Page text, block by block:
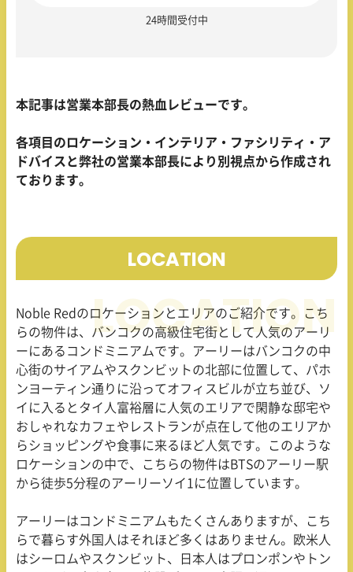
24時間受付中
本記事は営業本部長の熱血レビューです。
各項目のロケーション・インテリア・ファシリティ・ア
ドバイスと弊社の営業本部長により別視点から作成され
ております。
LOCATION
Noble Red のロケーションとエリアのご紹介です。こち
らの物件は、バンコクの高級住宅街として人気のアーリ
ーにあるコンドミニアムです。アーリーはバンコクの中
心街のサイアムやスクンビットの北部に位置して、パホ
ンヨーティン通りに沿ってオフィスビルが立ち並び、ソ
イに入るとタイ人富裕層に人気のエリアで閑静な邸宅や
おしゃれなカフェやレストランが点在して他のエリアか
らショッピングや食事に来るほど人気です。このような
ロケーションの中で、こちらの物件は BTSのアーリー駅
から徒歩5分程のアーリーソイ 1 に位置しています。
アーリーはコンドミニアムもたくさんありますが、こち
らで暮らす外国人はそれほど多くはありません。欧米人
はシーロムやスクンビット、日本人はプロンポンやトン